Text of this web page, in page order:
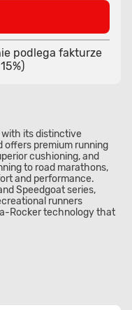
podlega fakturze
with its distinctive
offers premium running
cushioning, and
to road marathons,
and performance.
Speedgoat series,
runners
Rocker technology that